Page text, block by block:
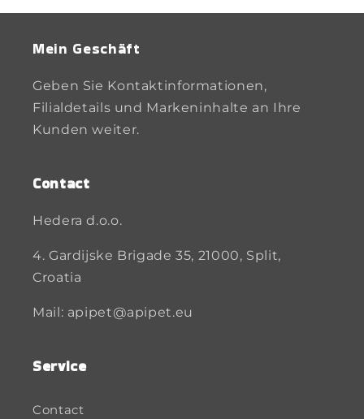
Mein Geschäft
Geben Sie Kontaktinformationen,
Filialdetails und Markeninhalte an Ihre
Kunden weiter.
Contact
Hedera d.o.o.
4. Gardijske Brigade 35, 21000, Split,
Croatia
Mail: apipet@apipet.eu
Service
Contact